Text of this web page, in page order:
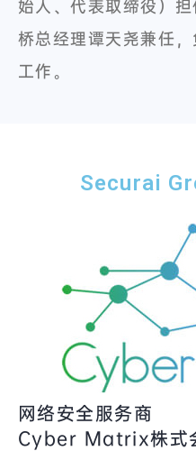
始人、代表取缔役）
桥总经理谭天尧兼任
工作。
Securai
网络安全服务商
Cyber Matrix株式